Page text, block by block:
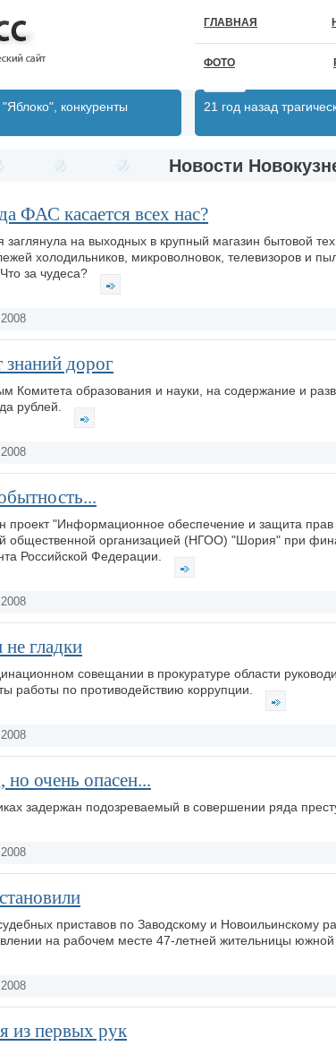
ГЛАВНАЯ
ФОТО
конкуренты
21 год назад
Новости
ФАС касается всех нас?
заглянула на выходных в крупный магазин бытовой
холодильников, микроволновок, телевизоров и
за чудеса?
знаний дорог
Комитета образования и науки, на содержание и
рублей.
проект "Информационное обеспечение и защита
общественной организацией (НГОО) "Шория" при
Российской Федерации.
не гладки
совещании в прокуратуре области
работы по противодействию коррупции.
очень опасен...
задержан подозреваемый в совершении ряда
приставов по Заводскому и Новоильинскому
на рабочем месте 47-летней жительницы южной
из первых рук